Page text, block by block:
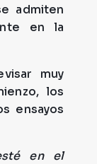
admiten
en la
muy
los
ensayos
en el